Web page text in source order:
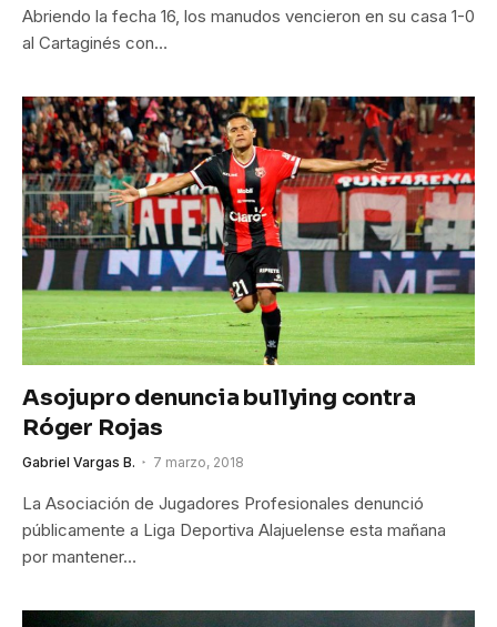
Abriendo la fecha 16, los manudos vencieron en su casa 1-0
al Cartaginés con…
Asojupro denuncia bullying contra
Róger Rojas
Gabriel Vargas B. 7 marzo, 2018
La Asociación de Jugadores Profesionales denunció
públicamente a Liga Deportiva Alajuelense esta mañana
por mantener…